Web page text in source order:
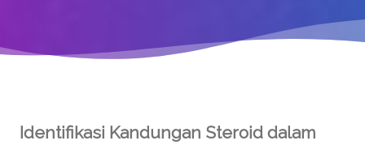
Identifikasi Kandungan Steroid dalam